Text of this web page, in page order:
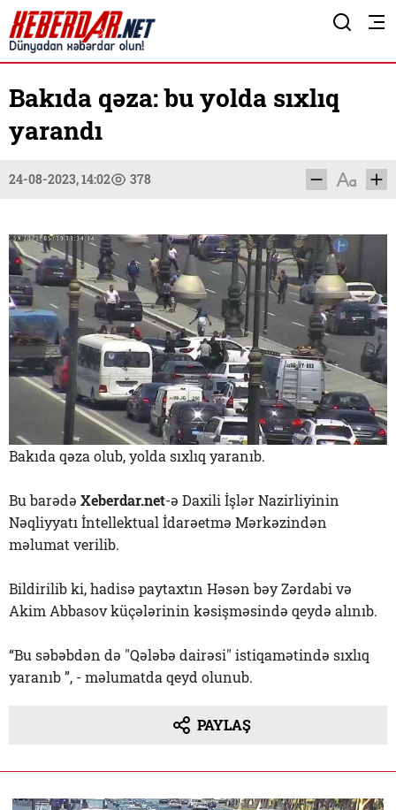
Bakıda qəza: bu yolda sıxlıq
yarandı
24-08-2023, 14:02 378
Bakıda qəza olub, yolda sıxlıq yaranıb.
Bu barədə Xeberdar.net-ə Daxili İşlər Nazirliyinin
Nəqliyyatı İntellektual İdarəetmə Mərkəzindən
məlumat verilib.
Bildirilib ki, hadisə paytaxtın Həsən bəy Zərdabi və
Akim Abbasov küçələrinin kəsişməsində qeydə alınıb.
“Bu səbəbdən də "Qələbə dairəsi" istiqamətində sıxlıq
yaranıb ”, - məlumatda qeyd olunub.
PAYLAŞ